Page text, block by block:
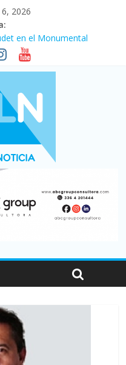
2026
en el Monumental
en dos décadas y ya
kioscos: el sector
y consumo
por el país, un 5,9%
en julio: bajó un 12,6%